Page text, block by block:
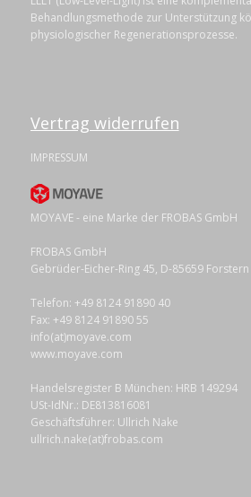
Behandlungsmethode zur Unterstützung
physiologischer Regenerationsprozesse.
Vertrag widerrufen
IMPRESSUM
MOYAVE - eine Marke der FROBAS GmbH
FROBAS GmbH
Gebrüder-Eicher-Ring 45, D-85659 Forstern
Telefon: +49 8124 91890 40
Fax: +49 8124 91890 55
info(at)moyave.com
www.moyave.com
Handelsregister B München: HRB 149294
USt-IdNr.: DE813816081
Geschäftsführer: Ullrich Nake
ullrich.nake(at)frobas.com